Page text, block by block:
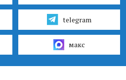
telegram
макс